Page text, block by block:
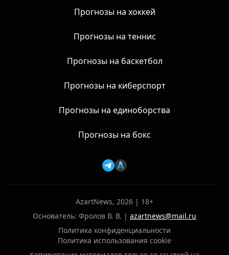
Прогнозы на хоккей
Прогнозы на теннис
Прогнозы на баскетбол
Прогнозы на киберспорт
Прогнозы на единоборства
Прогнозы на бокс
AzartNews, 2026 | 18+
Основатель: Фролов В. В. | azartnews@mail.ru
Политика конфиденциальности
Политика использования cookie